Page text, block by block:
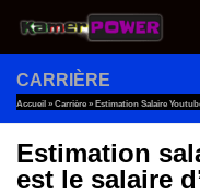
Au dessous du
CARRIÈRE
Accueil » Carrière » Estimation Salaire
Estimation
est le salaire